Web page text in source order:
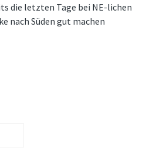
die letzten Tage bei NE-lichen
nach Süden gut machen